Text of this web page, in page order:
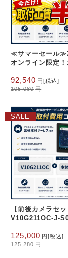
≪サマーセール
オンライン限定！
8G+128G フロー
105,080 円
元
の
価
105,080
円
で
し
た。
92,540 円
現
在
の
は
92,540
円
で
す。
[税込]
SALE
【前後カメラセッ
V10G211OC-J-
込み 車外フロン
リア録画カメラセ
125,280 円
元
の
価
125,000 円
現
在
の
[税込]